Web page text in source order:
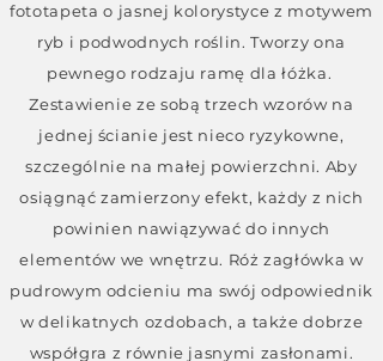
fototapeta o jasnej kolorystyce z motywem
ryb i podwodnych roślin. Tworzy ona
pewnego rodzaju ramę dla łóżka.
Zestawienie ze sobą trzech wzorów na
jednej ścianie jest nieco ryzykowne,
szczególnie na małej powierzchni. Aby
osiągnąć zamierzony efekt, każdy z nich
powinien nawiązywać do innych
elementów we wnętrzu. Róż zagłówka w
pudrowym odcieniu ma swój odpowiednik
w delikatnych ozdobach, a także dobrze
współgra z równie jasnymi zasłonami.